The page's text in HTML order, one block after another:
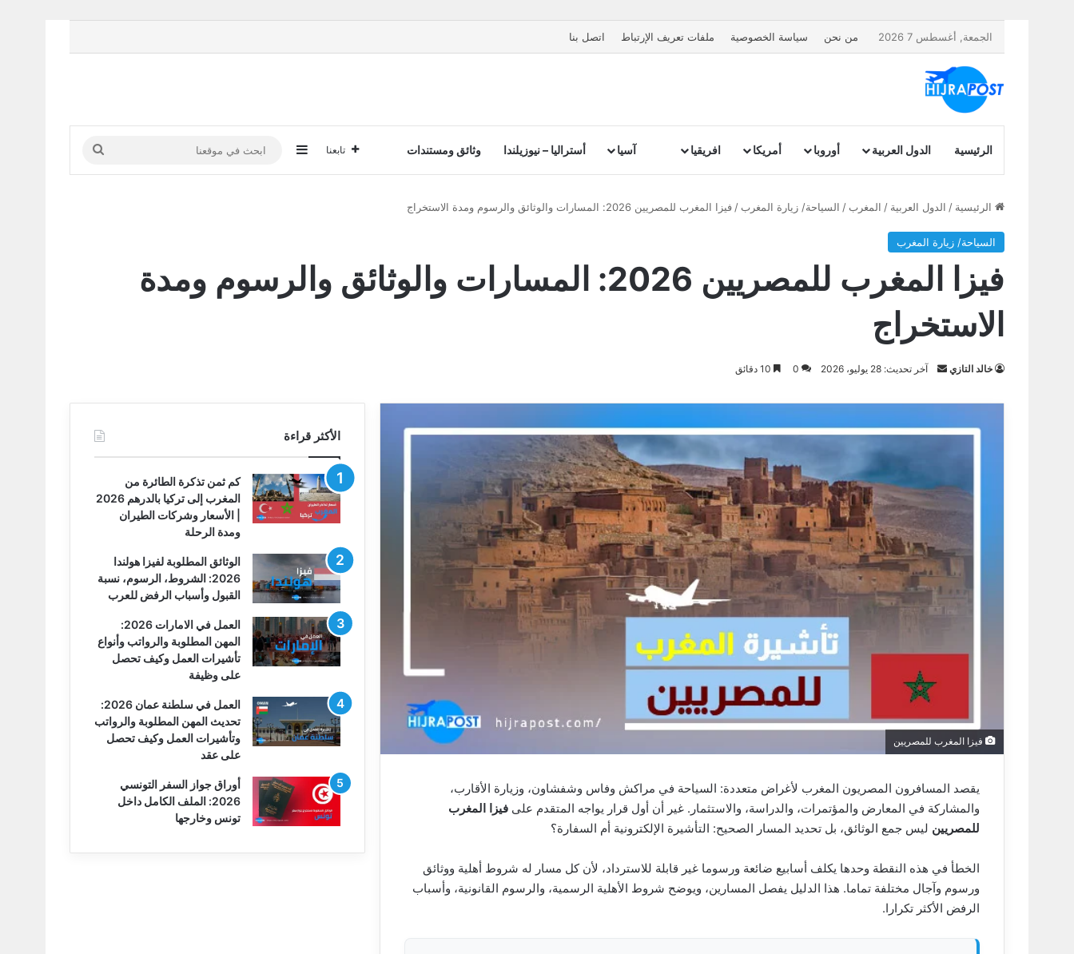
الجمعة, أغسطس 7 2026 من نحن سياسة الخصوصية ملفات تعريف الإرتباط اتصل بنا
الرئيسية الدول العربية أوروبا أمريكا افريقيا آسيا أستراليا – نيوزيلندا وثائق ومستندات تابعنا إضافة عمود جانبي
ابحث
في
الرئيسية / الدول العربية / المغرب / السياحة/ زيارة المغرب / فيزا المغرب للمصريين 2026: المسارات والوثائق والرسوم ومدة الاستخراج
السياحة/ زيارة المغرب
فيزا المغرب للمصريين 2026: المسارات والوثائق والرسوم ومدة
الاستخراج
خالد التازي
أرسل
إلكترونيا
آخر تحديث: 28 يوليو، 2026 0
فيزا المغرب للمصريين
يقصد المسافرون المصريون المغرب لأغراض متعددة: السياحة في مراكش وفاس وشفشاون، وزيارة الأقارب،
والمشاركة في المعارض والمؤتمرات، والدراسة، والاستثمار. غير أن أول قرار يواجه المتقدم على فيزا المغرب
للمصريين ليس جمع الوثائق، بل تحديد المسار الصحيح: التأشيرة الإلكترونية أم السفارة؟
الخطأ في هذه النقطة وحدها يكلف أسابيع ضائعة ورسوما غير قابلة للاسترداد، لأن كل مسار له شروط أهلية ووثائق
ورسوم وآجال مختلفة تماما. هذا الدليل يفصل المسارين، ويوضح شروط الأهلية الرسمية، والرسوم القانونية، وأسباب
الرفض الأكثر تكرارا.
الأكثر قراءة
كم ثمن تذكرة الطائرة من
المغرب إلى تركيا بالدرهم 2026
| الأسعار وشركات الطيران
ومدة الرحلة
الوثائق المطلوبة لفيزا هولندا
2026: الشروط، الرسوم، نسبة
القبول وأسباب الرفض للعرب
العمل في الامارات 2026:
المهن المطلوبة والرواتب وأنواع
تأشيرات العمل وكيف تحصل
على وظيفة
العمل في سلطنة عمان 2026:
تحديث المهن المطلوبة والرواتب
وتأشيرات العمل وكيف تحصل
على عقد
أوراق جواز السفر التونسي
2026: الملف الكامل داخل
تونس وخارجها